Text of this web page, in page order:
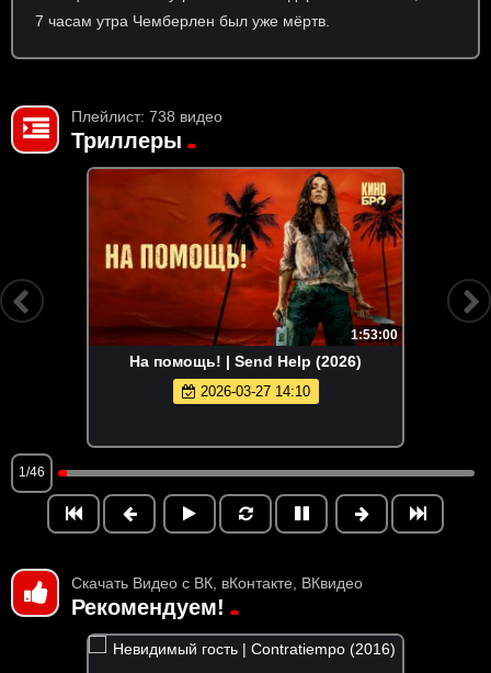
7 часам утра Чемберлен был уже мёртв.
Плейлист: 738 видео
Триллеры
1:53:00
На помощь! | Send Help (2026)
2026-03-27 14:10
1/46
Скачать Видео с ВК, вКонтакте, ВКвидео
Рекомендуем!